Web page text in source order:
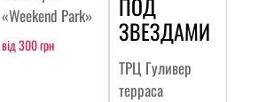
«Weekend Park»
від 300 грн ЗВЕЗДАМИ
ТРЦ Гуливер
терраса